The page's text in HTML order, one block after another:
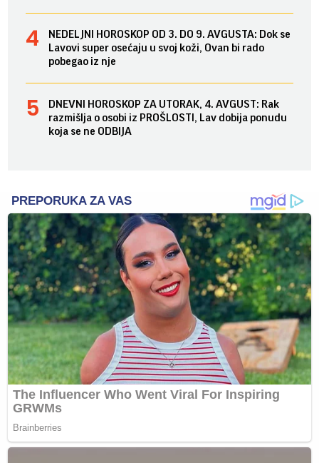
NEDELJNI HOROSKOP OD 3. DO 9. AVGUSTA: Dok se
Lavovi super osećaju u svoj koži, Ovan bi rado
pobegao iz nje
DNEVNI HOROSKOP ZA UTORAK, 4. AVGUST: Rak
razmišlja o osobi iz PROŠLOSTI, Lav dobija ponudu
koja se ne ODBIJA